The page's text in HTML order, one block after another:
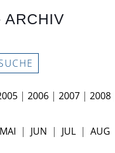
ARCHIV
|2006 |2007 |2008
MAI | JUN | JUL |AUG